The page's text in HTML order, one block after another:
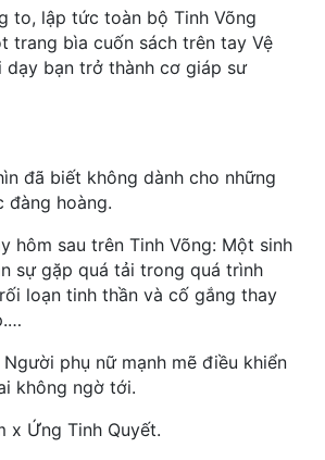
to, lập tức toàn bộ Tinh Võng
trang bìa cuốn sách trên tay Vệ
dạy bạn trở thành cơ giáp sư
đã biết không dành cho những
đàng hoàng.
hôm sau trên Tinh Võng: Một sinh
sự gặp quá tải trong quá trình
loạn tinh thần và cố gắng thay
phụ nữ mạnh mẽ điều khiển
không ngờ tới.
x Ứng Tinh Quyết.